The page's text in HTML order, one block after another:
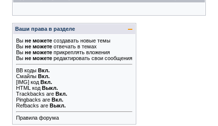
Ваши права в разделе
Вы не можете создавать новые темы
Вы не можете отвечать в темах
Вы не можете прикреплять вложения
Вы не можете редактировать свои сообщения
BB коды Вкл.
Смайлы Вкл.
[IMG] код Вкл.
HTML код Выкл.
Trackbacks are Вкл.
Pingbacks are Вкл.
Refbacks are Выкл.
Правила форума